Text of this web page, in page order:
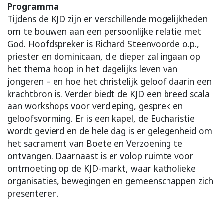
Programma
Tijdens de KJD zijn er verschillende mogelijkheden
om te bouwen aan een persoonlijke relatie met
God. Hoofdspreker is Richard Steenvoorde o.p.,
priester en dominicaan, die dieper zal ingaan op
het thema hoop in het dagelijks leven van
jongeren – en hoe het christelijk geloof daarin een
krachtbron is. Verder biedt de KJD een breed scala
aan workshops voor verdieping, gesprek en
geloofsvorming. Er is een kapel, de Eucharistie
wordt gevierd en de hele dag is er gelegenheid om
het sacrament van Boete en Verzoening te
ontvangen. Daarnaast is er volop ruimte voor
ontmoeting op de KJD-markt, waar katholieke
organisaties, bewegingen en gemeenschappen zich
presenteren.